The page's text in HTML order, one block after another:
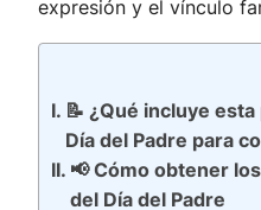
expresión y el vínculo
📝 ¿Qué incluye
Día del Padre para
📢 Cómo obtener
del Día del Padre